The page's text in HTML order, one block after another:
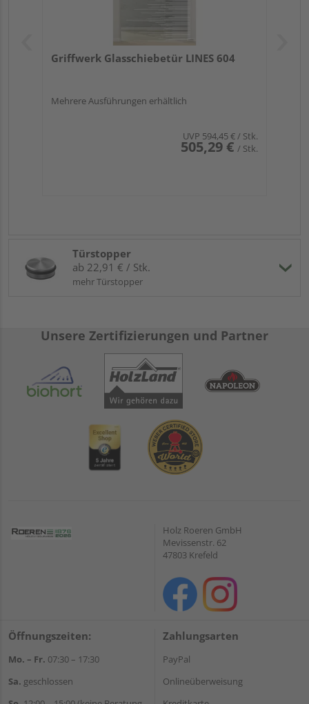
Griffwerk Glasschiebetür LINES 604
Mehrere Ausführungen erhältlich
UVP 594,45 €/ Stk.
505,29 € / Stk.
Türstopper
ab 22,91 € / Stk.
mehr Türstopper
Unsere Zertifizierungen und Partner
Holz Roeren GmbH
Mevissenstr. 62
47803 Krefeld
Öffnungszeiten:
Mo. – Fr. 07:30 – 17:30
Sa. geschlossen
Zahlungsarten
PayPal
Onlineüberweisung